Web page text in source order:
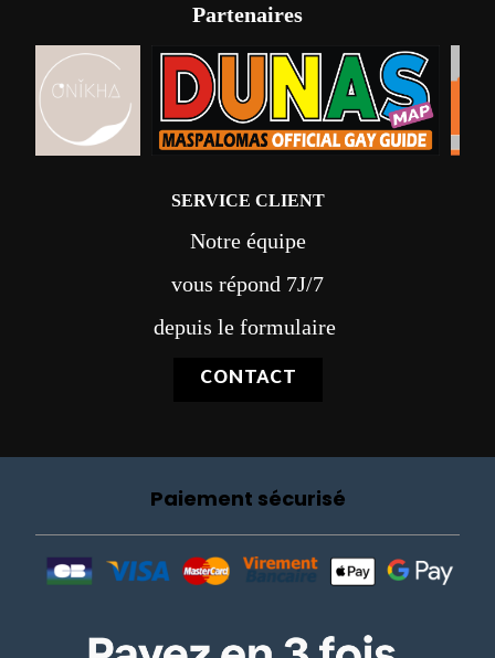
Partenaires
SERVICE CLIENT
Notre équipe
vous répond 7J/7
depuis le formulaire
CONTACT
Paiement sécurisé